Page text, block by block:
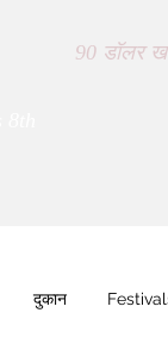
90 डॉलर
दुकान